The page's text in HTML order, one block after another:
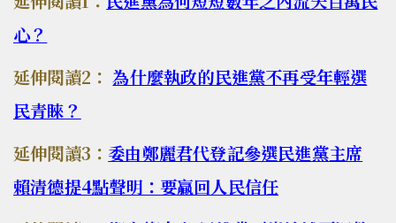
心？
延伸閱讀2：為什麼執政的民進黨不再受年輕選
民青睞？
延伸閱讀3： 委由鄭麗君代登記參選民進黨主席
賴清德提4點聲明：要贏回人民信任